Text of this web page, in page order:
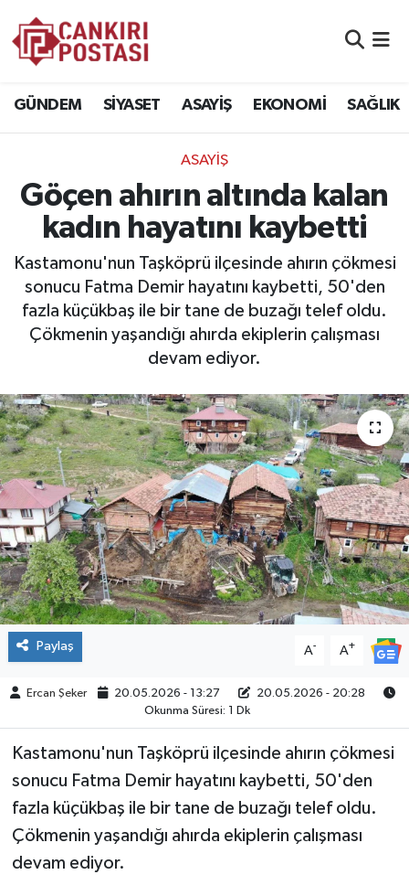
GÜNDEM SİYASET ASAYİŞ EKONOMİ SAĞLIK
ASAYİŞ
Göçen ahırın altında kalan
kadın hayatını kaybetti
Kastamonu'nun Taşköprü ilçesinde ahırın çökmesi
sonucu Fatma Demir hayatını kaybetti, 50'den
fazla küçükbaş ile bir tane de buzağı telef oldu.
Çökmenin yaşandığı ahırda ekiplerin çalışması
devam ediyor.
Paylaş A- A+
Ercan Şeker 20.05.2026 - 13:27
20.05.2026 - 20:28
Okunma Süresi: 1 Dk
Kastamonu'nun Taşköprü ilçesinde ahırın çökmesi
sonucu Fatma Demir hayatını kaybetti, 50'den
fazla küçükbaş ile bir tane de buzağı telef oldu.
Çökmenin yaşandığı ahırda ekiplerin çalışması
devam ediyor.
EKONOMİ
SAĞLIK
SPOR
YAŞAM
ÇEVRE
İLÇELER
RESMİ İLANLAR
KÜLTÜR
TURİZM
BÖLGE
TÜRKİYE
Trafik Durumu
Süper Lig Puan Durumu ve Fikstür
Tüm Manşetler
Son Dakika Haberleri
Haber Arşivi